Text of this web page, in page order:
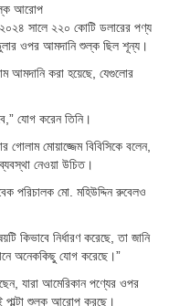
আরোপ
সালে ২২০ কোটি ডলারের পণ্য
ওপর আমদানি শুল্ক ছিল শূন্য।
আমদানি করা হয়েছে, যেগুলোর
যোগ করেন তিনি।
গোলাম মোয়াজ্জেম বিবিসিকে বলেন,
নেওয়া উচিত।
পরিচালক মো. মহিউদ্দিন রুবেলও
কিভাবে নির্ধারণ করেছে, তা জানি
অনেককিছু যোগ করেছে।”
যারা আমেরিকান পণ্যের ওপর
শুল্ক আরোপ করছে।